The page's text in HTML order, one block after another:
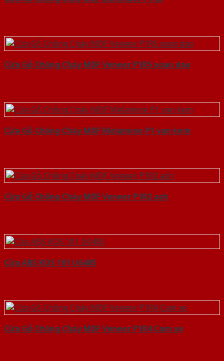
Cửa Gỗ Chống Cháy MDF Veneer P1R5 xoan dao
Cửa Gỗ Chống Cháy MDF Melamine P1 van kem
Cửa Gỗ Chống Cháy MDF Veneer P1R2 ash
Cửa ABS KOS 101 U6405
Cửa Gỗ Chống Cháy MDF Veneer P1R4 Cam xe